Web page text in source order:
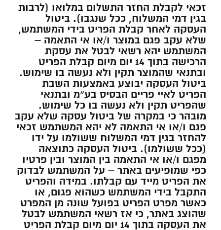
זכאי לקבלת החזר התשלום במלואו (לרבות
בגין דמי המשלוח, ככל שנגבו). ביטול
העסקה לאחר קבלת הפריט בידי המשתמש,
שלא עקב פגם במוצר ו/או אי התאמה –
המשתמש יהא רשאי לבטל את עסקת
הרכישה בתוך 14 יום מיום קבלת הפריט
ובתנאי שהמוצר תקין ולא נעשה בו שימוש.
ביטול העסקה יבוצע באמצעות השבת
הפריט לאיי פריים הבסיס בע״מ ובתנאי
שהפריט תקין ולא נעשה בו כל שימוש.
מובהר כי במקרה של ביטול עסקה שלא עקב
פגם ו/או אי התאמה לא יהא המשתמש זכאי
להחזר בגין דמי המשלוח ששולמו על ידו
(ככל ששולמו). ביטול העסקה כתוצאה
מפגם ו/או אי התאמה בין המוצר ובין פרטיו
כפי שמופיעים באתר – על המשתמש לבדוק
את הפריט מייד עם קבלתו. במידה והפריט
התקבל בידי המשתמש כשהוא פגום, או
כאשר מפרט הפריט בפועל שונה מן המפרט
שהוצג באתר, כי אז רשאי המשתמש לבטל
את העסקה בתוך 14 יום מיום קבלת הפריט